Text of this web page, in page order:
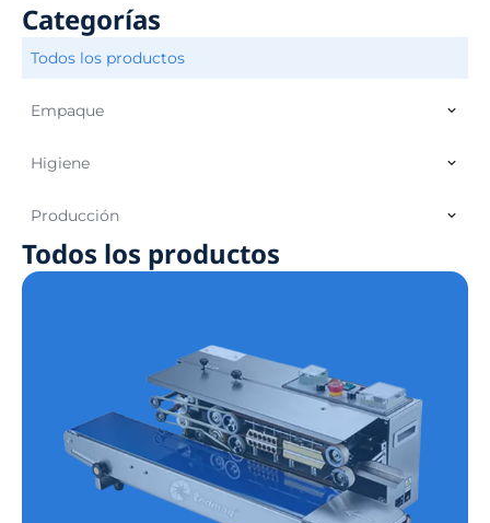
Categorías
Empaque
Higiene
Producción
Todos los productos
Todos los productos